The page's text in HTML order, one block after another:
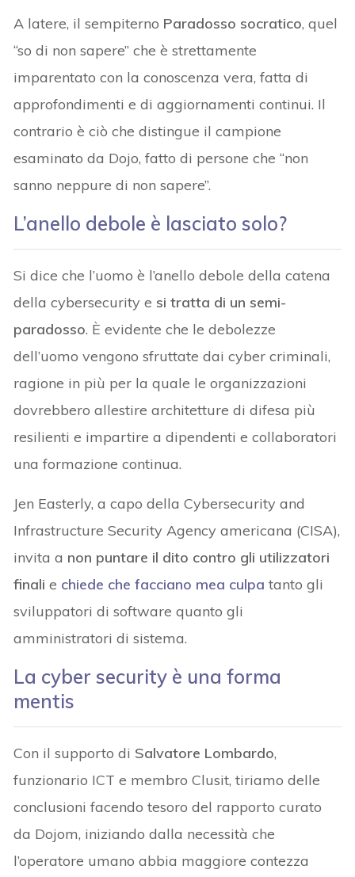
A latere, il sempiterno Paradosso socratico, quel
“so di non sapere” che è strettamente
imparentato con la conoscenza vera, fatta di
approfondimenti e di aggiornamenti continui. Il
contrario è ciò che distingue il campione
esaminato da Dojo, fatto di persone che “non
sanno neppure di non sapere”.
L’anello debole è lasciato solo?
Si dice che l’uomo è l’anello debole della catena
della cybersecurity e si tratta di un semi-
paradosso. È evidente che le debolezze
dell’uomo vengono sfruttate dai cyber criminali,
ragione in più per la quale le organizzazioni
dovrebbero allestire architetture di difesa più
resilienti e impartire a dipendenti e collaboratori
una formazione continua.
Jen Easterly, a capo della Cybersecurity and
Infrastructure Security Agency americana (CISA),
invita a non puntare il dito contro gli utilizzatori
finali e chiede che facciano mea culpa tanto gli
sviluppatori di software quanto gli
amministratori di sistema.
La cyber security è una forma
mentis
Con il supporto di Salvatore Lombardo,
funzionario ICT e membro Clusit, tiriamo delle
conclusioni facendo tesoro del rapporto curato
da Dojom, iniziando dalla necessità che
l’operatore umano abbia maggiore contezza